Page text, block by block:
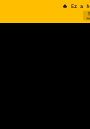
🔥 Ez a
1